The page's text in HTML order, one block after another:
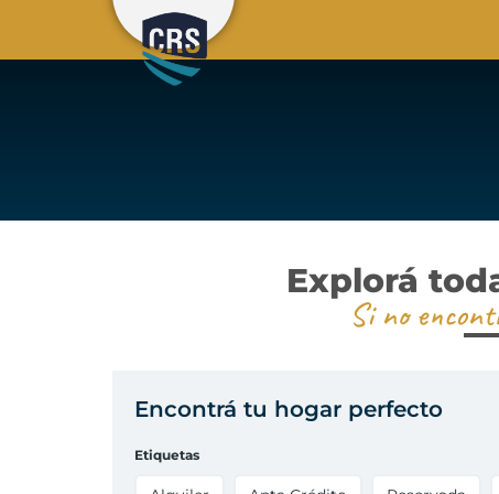
Explorá
Si no
Encontrá tu hogar perfecto
Etiquetas